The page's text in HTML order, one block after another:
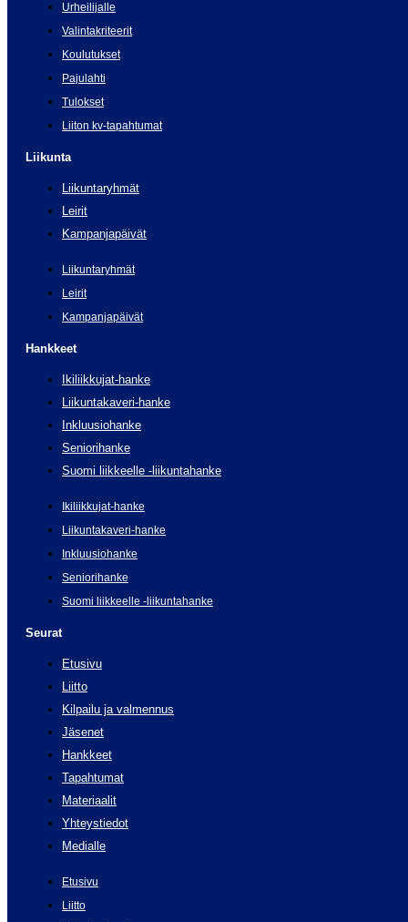
Urheilijalle
Valintakriteerit
Koulutukset
Pajulahti
Tulokset
Liiton kv-tapahtumat
Liikunta
Liikuntaryhmät
Leirit
Kampanjapäivät
Liikuntaryhmät
Leirit
Kampanjapäivät
Hankkeet
Ikiliikkujat-hanke
Liikuntakaveri-hanke
Inkluusiohanke
Seniorihanke
Suomi liikkeelle -liikuntahanke
Ikiliikkujat-hanke
Liikuntakaveri-hanke
Inkluusiohanke
Seniorihanke
Suomi liikkeelle -liikuntahanke
Seurat
Etusivu
Liitto
Kilpailu ja valmennus
Jäsenet
Hankkeet
Tapahtumat
Materiaalit
Yhteystiedot
Medialle
Etusivu
Liitto